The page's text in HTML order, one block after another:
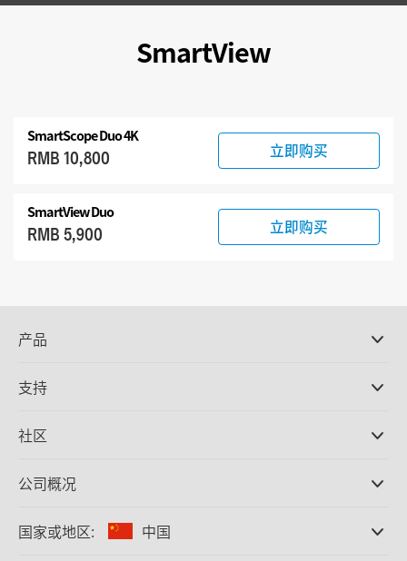
SmartView
SmartScope Duo 4K
RMB 10,800 立即购买
SmartView Duo
RMB 5,900 立即购买
产品
DaVinci Resolve和Fusion软件
Ultimatte
采集和输出
格式转换
支持
支持中心
社区
公司概况
关于我们
国家或地区: 中国